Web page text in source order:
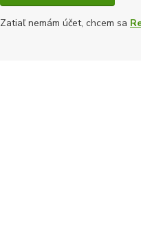
Zatiaľ nemám účet, chcem sa